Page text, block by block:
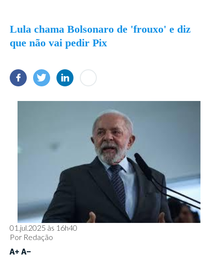
Lula chama Bolsonaro de 'frouxo' e diz
que não vai pedir Pix
01.jul.2025 às 16h40
Por Redação